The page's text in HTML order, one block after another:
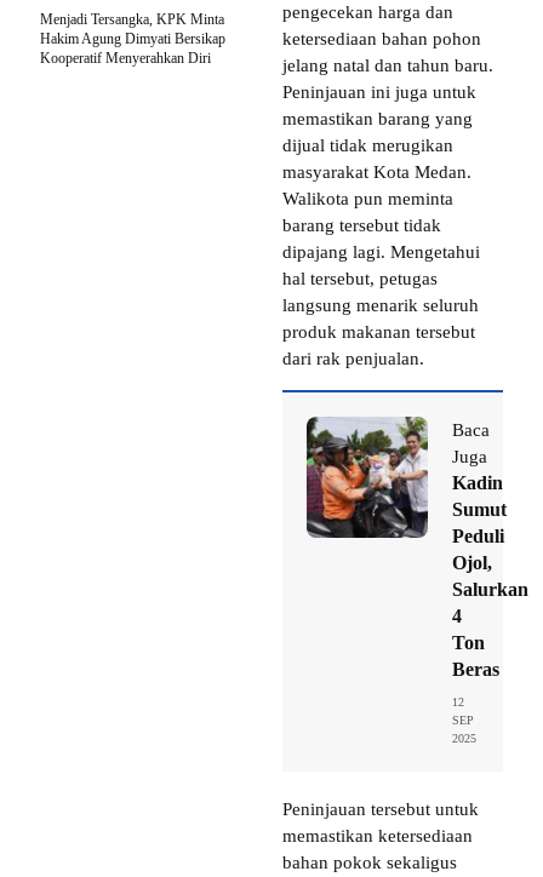
pengecekan harga dan
ketersediaan bahan pohon
jelang natal dan tahun baru.
Peninjauan ini juga untuk
memastikan barang yang
dijual tidak merugikan
masyarakat Kota Medan.
Walikota pun meminta
barang tersebut tidak
dipajang lagi. Mengetahui
hal tersebut, petugas
langsung menarik seluruh
produk makanan tersebut
dari rak penjualan.
Baca
Juga
Kadin
Sumut
Peduli
Ojol,
Salurkan
4
Ton
Beras
12
SEP
2025
Peninjauan tersebut untuk
memastikan ketersediaan
bahan pokok sekaligus
Menjadi Tersangka, KPK Minta
Hakim Agung Dimyati Bersikap
Kooperatif Menyerahkan Diri